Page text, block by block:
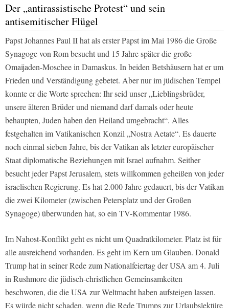
Der „antirassistische Protest“ und sein
antisemitischer Flügel
Papst Johannes Paul II hat als erster Papst im Mai 1986 die Große
Synagoge von Rom besucht und 15 Jahre später die große
Omaijaden-Moschee in Damaskus. In beiden Betshäusern hat er um
Frieden und Verständigung gebetet. Aber nur im jüdischen Tempel
konnte er die Worte sprechen: Ihr seid unser „Lieblingsbrüder,
unsere älteren Brüder und niemand darf damals oder heute
behaupten, Juden haben den Heiland umgebracht“. Alles
festgehalten im Vatikanischen Konzil „Nostra Aetate“. Es dauerte
noch einmal sieben Jahre, bis der Vatikan als letzter europäischer
Staat diplomatische Beziehungen mit Israel aufnahm. Seither
besucht jeder Papst Jerusalem, stets willkommen geheißen von jeder
israelischen Regierung. Es hat 2.000 Jahre gedauert, bis der Vatikan
die zwei Kilometer (zwischen Petersplatz und der Großen
Synagoge) überwunden hat, so ein TV-Kommentar 1986.
Im Nahost-Konflikt geht es nicht um Quadratkilometer. Platz ist für
alle ausreichend vorhanden. Es geht im Kern um Glauben. Donald
Trump hat in seiner Rede zum Nationalfeiertag der USA am 4. Juli
in Rushmore die jüdisch-christlichen Gemeinsamkeiten
beschworen, die die USA zur Weltmacht haben aufsteigen lassen.
Es würde nicht schaden, wenn die Rede Trumps zur Urlaubslektüre